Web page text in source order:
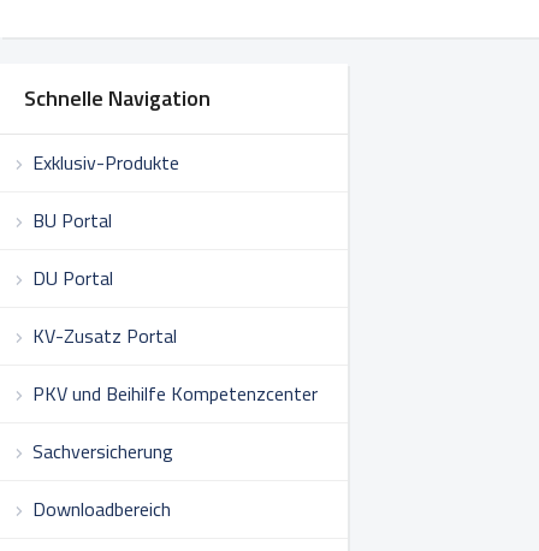
Schnelle Navigation
Exklusiv-Produkte
BU Portal
DU Portal
KV-Zusatz Portal
PKV und Beihilfe Kompetenzcenter
Sachversicherung
Downloadbereich